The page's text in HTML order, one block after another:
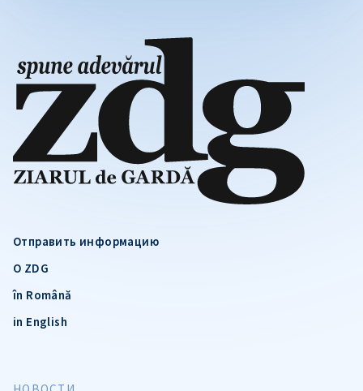
Отправить информацию
О ZDG
în Română
in English